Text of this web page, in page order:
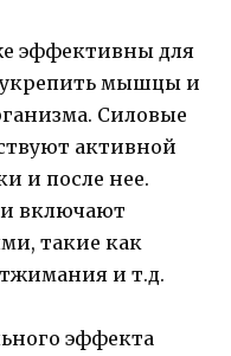
эффективны для
мышцы и
Силовые
активной
и после нее.
включают
такие как
и т.д.
эффекта